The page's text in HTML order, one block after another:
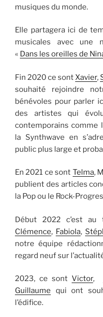
musiques du monde.
Elle partagera ici de
musicales avec une
« Dans les oreilles de
Fin 2020 ce sontXavier,
souhaité rejoindre
bénévoles pour parler
des artistes qui
contemporains comme
la Synthwave en
public plus large et
En 2021 ce sont Telma,
publient des articles
la Pop ou le Rock-
Début 2022 c’est
Clémence, Fabiola,
notre équipe
regard neuf sur
2023, ce sontVictor,
Guillaume qui ont
l’édifice.